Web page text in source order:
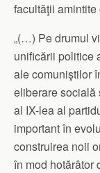
facultăţii
„(…) Pe drumul
unificării politice
ale comuniştilor
eliberare socială
al IX-lea al
important în
construirea noii
în mod hotărâtor